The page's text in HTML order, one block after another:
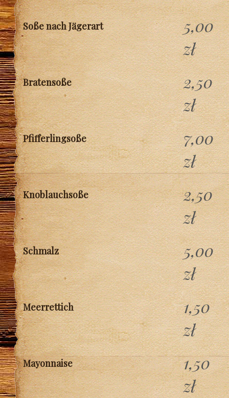
Soße nach Jägerart
5,00
zł
Bratensoße
2,50
zł
Pfifferlingsoße
7,00
zł
Knoblauchsoße
2,50
zł
Schmalz
5,00
zł
Meerrettich
1,50
zł
Mayonnaise
1,50
zł